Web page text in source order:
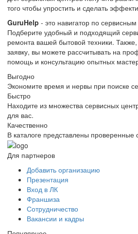
того чтобы упростить и сделать
GuruHelp - это навигатор по
Подберите удобный и подходящий
ремонта вашей бытовой техники.
заявку, вы можете рассчитывать на
помощь и консультацию опытных
Выгодно
Экономите время и нервы при поиске
Быстро
Находите из множества сервисных
для вас.
Качественно
В каталоге представлены проверенные
Для партнеров
Добавить организацию
Презентация
Вход в ЛК
Франшиза
Сотрудничество
Вакансии и кадры